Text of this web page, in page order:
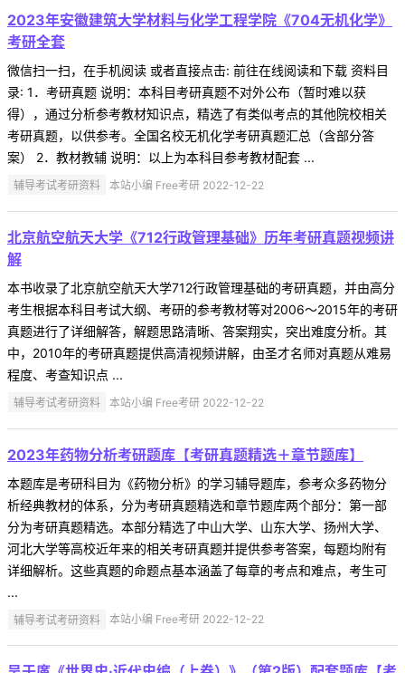
2023年安徽建筑大学材料与化学工程学院《704无机化学》
考研全套
微信扫一扫，在手机阅读 或者直接点击: 前往在线阅读和下载 资料目
录: 1．考研真题 说明：本科目考研真题不对外公布（暂时难以获
得），通过分析参考教材知识点，精选了有类似考点的其他院校相关
考研真题，以供参考。全国名校无机化学考研真题汇总（含部分答
案） 2．教材教辅 说明：以上为本科目参考教材配套 ...
辅导考试考研资料 本站小编 Free考研 2022-12-22
北京航空航天大学《712行政管理基础》历年考研真题视频讲
解
本书收录了北京航空航天大学712行政管理基础的考研真题，并由高分
考生根据本科目考试大纲、考研的参考教材等对2006～2015年的考研
真题进行了详细解答，解题思路清晰、答案翔实，突出难度分析。其
中，2010年的考研真题提供高清视频讲解，由圣才名师对真题从难易
程度、考查知识点 ...
辅导考试考研资料 本站小编 Free考研 2022-12-22
2023年药物分析考研题库【考研真题精选＋章节题库】
本题库是考研科目为《药物分析》的学习辅导题库，参考众多药物分
析经典教材的体系，分为考研真题精选和章节题库两个部分：第一部
分为考研真题精选。本部分精选了中山大学、山东大学、扬州大学、
河北大学等高校近年来的相关考研真题并提供参考答案，每题均附有
详细解析。这些真题的命题点基本涵盖了每章的考点和难点，考生可
...
辅导考试考研资料 本站小编 Free考研 2022-12-22